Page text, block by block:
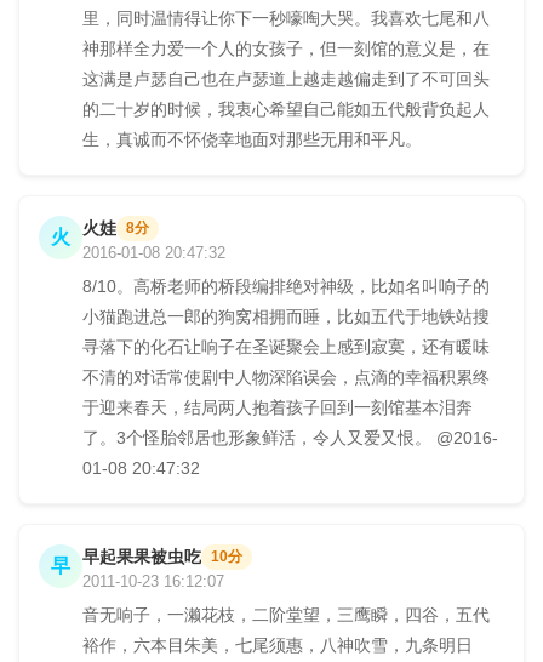
里，同时温情得让你下一秒嚎啕大哭。我喜欢七尾和八
神那样全力爱一个人的女孩子，但一刻馆的意义是，在
这满是卢瑟自己也在卢瑟道上越走越偏走到了不可回头
的二十岁的时候，我衷心希望自己能如五代般背负起人
生，真诚而不怀侥幸地面对那些无用和平凡。
火 火娃 8分
2016-01-08 20:47:32
8/10。高桥老师的桥段编排绝对神级，比如名叫响子的
小猫跑进总一郎的狗窝相拥而睡，比如五代于地铁站搜
寻落下的化石让响子在圣诞聚会上感到寂寞，还有暖味
不清的对话常使剧中人物深陷误会，点滴的幸福积累终
于迎来春天，结局两人抱着孩子回到一刻馆基本泪奔
了。3个怪胎邻居也形象鲜活，令人又爱又恨。 @2016-
01-08 20:47:32
早 早起果果被虫吃 10分
2011-10-23 16:12:07
音无响子，一濑花枝，二阶堂望，三鹰瞬，四谷，五代
裕作，六本目朱美，七尾须惠，八神吹雪，九条明日